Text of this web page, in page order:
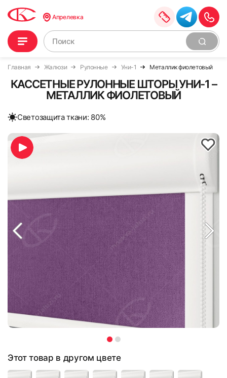
Апрелевка
Главная Жалюзи Рулонные Уни-1 Металлик фиолетовый
КАССЕТНЫЕ РУЛОННЫЕ ШТОРЫ УНИ-1 –
МЕТАЛЛИК ФИОЛЕТОВЫЙ
Cветозащита ткани: 80%
Этот товар в другом цвете